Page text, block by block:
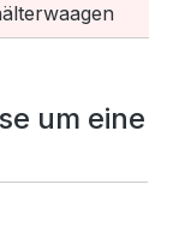
um eine